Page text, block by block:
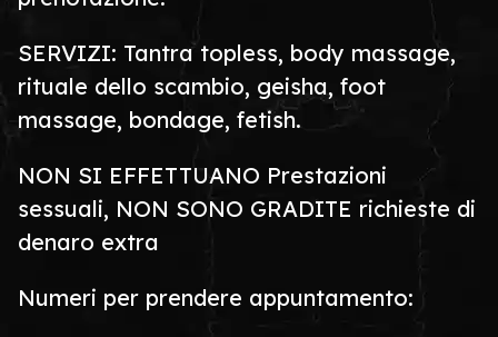
SERVIZI: Tantra topless, body massage,
rituale dello scambio, geisha, foot
massage, bondage, fetish.
NON SI EFFETTUANO Prestazioni
sessuali, NON SONO GRADITE richieste di
denaro extra
Numeri per prendere appuntamento: